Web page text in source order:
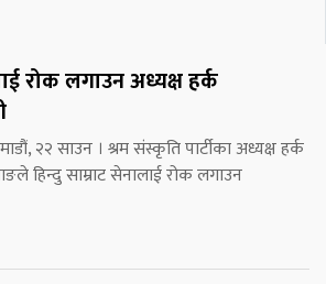
रोक लगाउन अध्यक्ष हर्क
२२ साउन । श्रम संस्कृति पार्टीका अध्यक्ष हर्क
हिन्दु साम्राट सेनालाई रोक लगाउन